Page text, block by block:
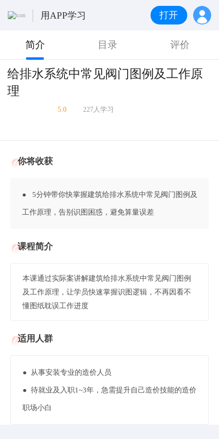
用APP学习 打开
简介 目录 评价
给排水系统中常见阀门图例及工作原
理
5.0 227人学习
你将收获
● 5分钟带你快掌握建筑给排水系统中常见阀门图例及
工作原理，告别识图困惑，避免算量误差
课程简介
本课通过实际案讲解建筑给排水系统中常见阀门图例
及工作原理，让学员快速掌握识图逻辑，不再因看不
懂图纸耽误工作进度
适用人群
● 从事安装专业的造价人员
● 待就业及入职1~3年，急需提升自己造价技能的造价
职场小白